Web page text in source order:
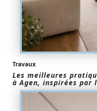
Travaux
Les meilleures
à Agen, inspirées par